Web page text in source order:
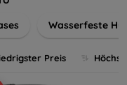
Wasserfeste
Preis